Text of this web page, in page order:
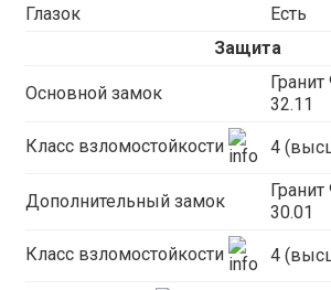
Глазок
Есть
Защита
Основной замок
32.11
Класс взломостойкости 4
Дополнительный замок
30.01
Класс взломостойкости 4